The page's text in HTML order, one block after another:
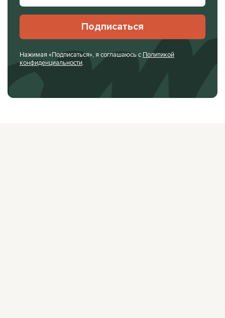
Подписаться
Нажимая «Подписаться», я соглашаюсь с Политикой
конфиденциальности.